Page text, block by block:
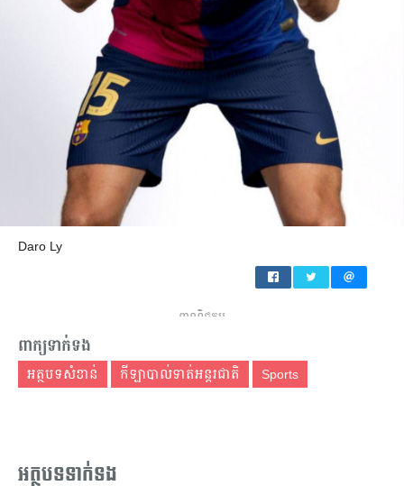
Daro Ly
ពាណិជ្ជកម្ម
ពាក្យទាក់ទង
អត្ថបទសំខាន់ កីឡាបាល់ទាត់អន្តរជាតិ Sports
អត្ថបទទាក់ទង